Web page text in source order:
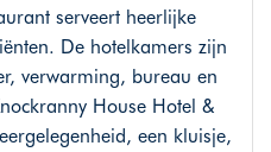
serveert heerlijke
De hotelkamers zijn
verwarming, bureau en
House Hotel &
een kluisje,